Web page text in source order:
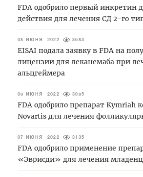
FDA одобрило первый инкретин
действия для лечения СД 2-го
08 ИЮНЯ 2022 3683
EISAI подала заявку в FDA на
лицензии для леканемаба при
альцгеймера
08 ИЮНЯ 2022 3085
FDA одобрило препарат Kymriah
Novartis для лечения
07 ИЮНЯ 2022 3135
FDA одобрило применение
«Эврисди» для лечения